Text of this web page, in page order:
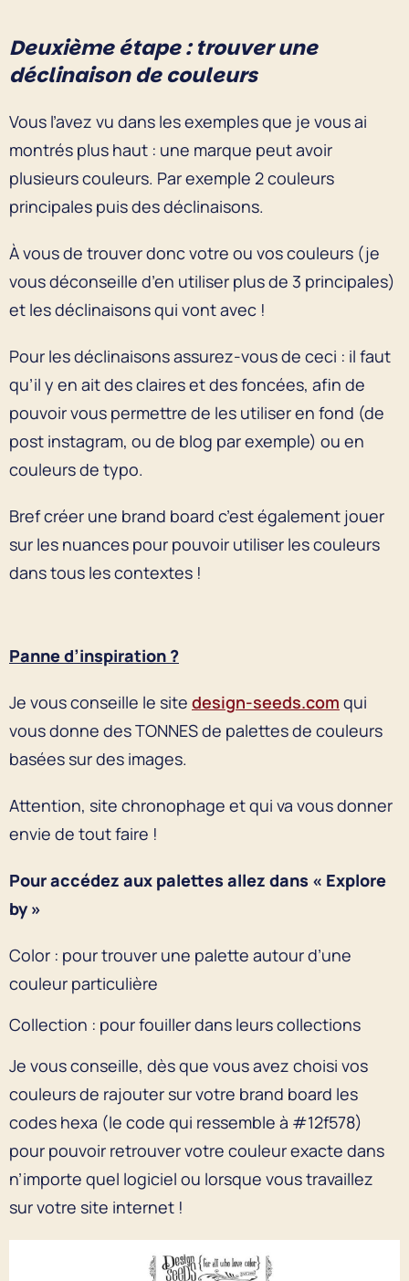
Deuxième étape : trouver une
déclinaison de couleurs
Vous l’avez vu dans les exemples que je vous ai
montrés plus haut : une marque peut avoir
plusieurs couleurs. Par exemple 2 couleurs
principales puis des déclinaisons.
À vous de trouver donc votre ou vos couleurs (je
vous déconseille d’en utiliser plus de 3 principales)
et les déclinaisons qui vont avec !
Pour les déclinaisons assurez-vous de ceci : il faut
qu’il y en ait des claires et des foncées, afin de
pouvoir vous permettre de les utiliser en fond (de
post instagram, ou de blog par exemple) ou en
couleurs de typo.
Bref créer une brand board c’est également jouer
sur les nuances pour pouvoir utiliser les couleurs
dans tous les contextes !
Panne d’inspiration ?
Je vous conseille le site design-seeds.com qui
vous donne des TONNES de palettes de couleurs
basées sur des images.
Attention, site chronophage et qui va vous donner
envie de tout faire !
Pour accédez aux palettes allez dans « Explore
by »
Color : pour trouver une palette autour d’une
couleur particulière
Collection : pour fouiller dans leurs collections
Je vous conseille, dès que vous avez choisi vos
couleurs de rajouter sur votre brand board les
codes hexa (le code qui ressemble à #12f578)
pour pouvoir retrouver votre couleur exacte dans
n’importe quel logiciel ou lorsque vous travaillez
sur votre site internet !